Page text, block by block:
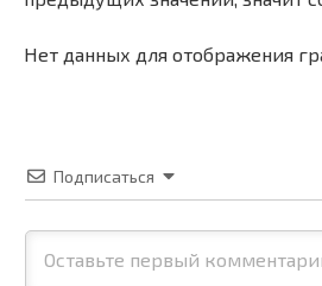
Нет данных для отображения
Подписаться